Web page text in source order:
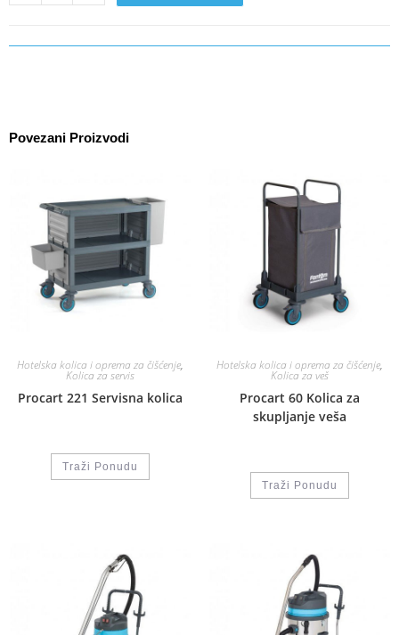
Povezani Proizvodi
Hotelska kolica i oprema za čišćenje,
Kolica za servis
Procart 221 Servisna kolica
Traži Ponudu
Hotelska kolica i oprema za čišćenje,
Kolica za veš
Procart 60 Kolica za
skupljanje veša
Traži Ponudu